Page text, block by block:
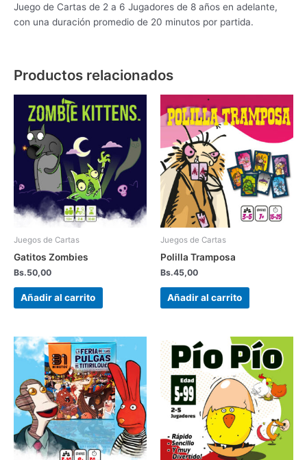
Juego de Cartas de 2 a 6 Jugadores de 8 años en adelante,
con una duración promedio de 20 minutos por partida.
Productos relacionados
Juegos de Cartas
Gatitos Zombies
Bs.50,00
Añadir al carrito
Juegos de Cartas
Polilla Tramposa
Bs.45,00
Añadir al carrito